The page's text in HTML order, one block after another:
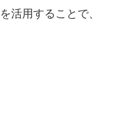
を活用することで、